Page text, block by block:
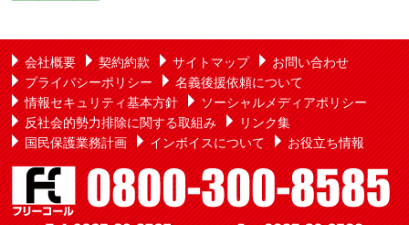
会社概要 契約約款 サイトマップ
お問い合わせ
プライバシーポリシー
名義後援依頼について
情報セキュリティ基本方針
ソーシャルメディアポリシー
反社会的勢力排除に関する取組み
リンク集
国民保護業務計画
インボイスについて お役立ち情報